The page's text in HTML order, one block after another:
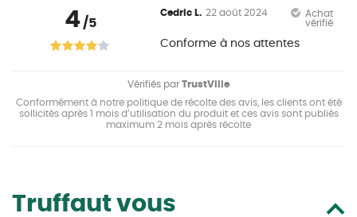
4/5
Cedric L. 22 août 2024
Achat
vérifié
Conforme à nos attentes
Vérifiés par TrustVille
Conformément à notre politique de récolte des avis, les clients ont été
sollicités après 1 mois d’utilisation du produit et ces avis sont publiés
maximum 2 mois après récolte
Truffaut vous